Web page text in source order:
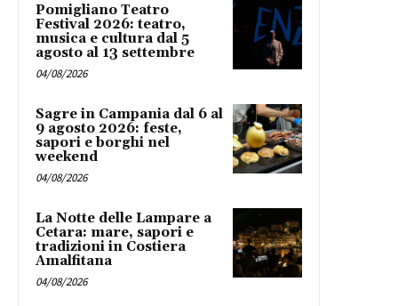
Pomigliano Teatro
Festival 2026: teatro,
musica e cultura dal 5
agosto al 13 settembre
04/08/2026
Sagre in Campania dal 6 al
9 agosto 2026: feste,
sapori e borghi nel
weekend
04/08/2026
La Notte delle Lampare a
Cetara: mare, sapori e
tradizioni in Costiera
Amalfitana
04/08/2026